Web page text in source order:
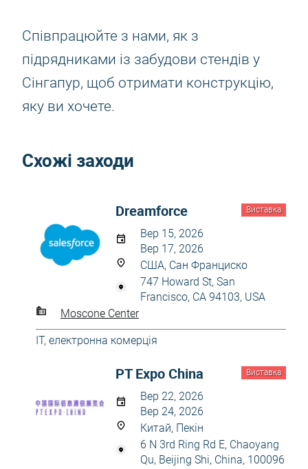
Співпрацюйте з нами, як з
підрядниками із забудови стендів у
Сінгапур, щоб отримати конструкцію,
яку ви хочете.
Схожі заходи
Виставка
Dreamforce
Вер 15, 2026
Вер 17, 2026
США, Сан Франциско
747 Howard St, San
Francisco, CA 94103, USA
Moscone Center
IT, електронна комерція
Виставка
PT Expo China
Вер 22, 2026
Вер 24, 2026
Китай, Пекін
6 N 3rd Ring Rd E, Chaoyang
Qu, Beijing Shi, China, 100096